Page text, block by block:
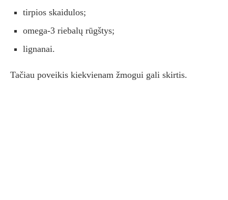
tirpios skaidulos;
omega-3 riebalų rūgštys;
lignanai.
Tačiau poveikis kiekvienam žmogui gali skirtis.